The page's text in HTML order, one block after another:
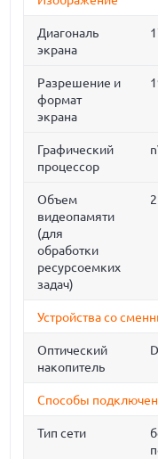
Диагональ
экрана
Разрешение и
формат
экрана
Графический
процессор
Объем
видеопамяти
(для
обработки
ресурсоемких
задач)
Устройства со
Оптический
накопитель
Способы
Тип сети